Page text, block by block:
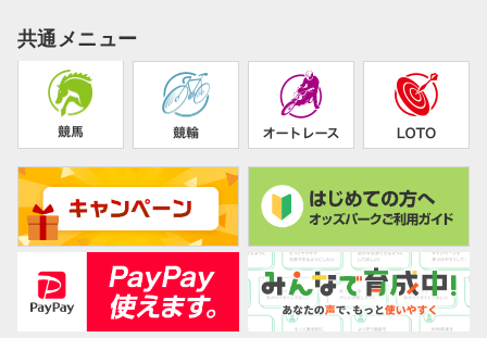
共通メニュー